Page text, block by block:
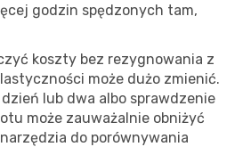
godzin spędzonych tam,
koszty bez rezygnowania z
może dużo zmienić.
lub dwa albo sprawdzenie
może zauważalnie obniżyć
do porównywania